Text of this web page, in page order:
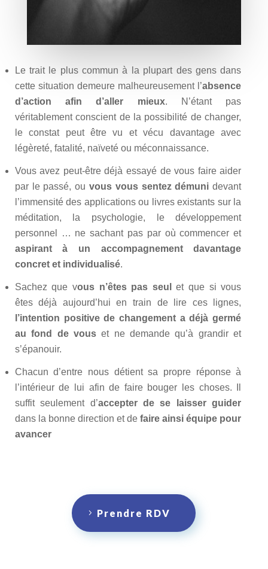
Le trait le plus commun à la plupart des gens dans
cette situation demeure malheureusement l’absence
d’action afin d’aller mieux. N’étant pas
véritablement conscient de la possibilité de changer,
le constat peut être vu et vécu davantage avec
légèreté, fatalité, naïveté ou méconnaissance.
Vous avez peut-être déjà essayé de vous faire aider
par le passé, ou vous vous sentez démuni devant
l’immensité des applications ou livres existants sur la
méditation, la psychologie, le développement
personnel … ne sachant pas par où commencer et
aspirant à un accompagnement davantage
concret et individualisé.
Sachez que vous n’êtes pas seul
et que si vous
êtes déjà aujourd’hui en train de lire ces lignes,
l’intention positive de changement a déjà germé
au fond de vouset ne demande qu’à grandir et
s’épanouir.
Chacun d’entre nous détient sa propre réponse à
l’intérieur de lui afin de faire bouger les choses. Il
suffit seulement d’accepter de se laisser guider
dans la bonne direction et defaire ainsi équipe pour
avancer
Prendre RDV